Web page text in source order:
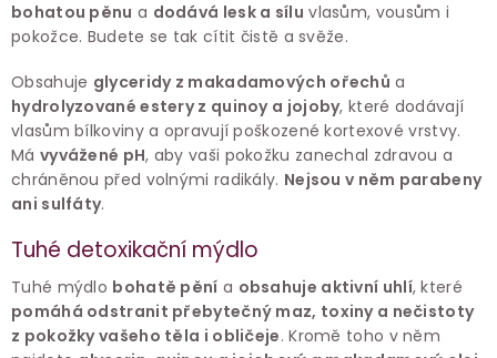
bohatou pěnu a dodává lesk a sílu vlasům, vousům i
pokožce. Budete se tak cítit čistě a svěže.
Obsahuje glyceridy z makadamových ořechů a
hydrolyzované estery z quinoy a jojoby, které dodávají
vlasům bílkoviny a opravují poškozené kortexové vrstvy.
Má vyvážené pH, aby vaši pokožku zanechal zdravou a
chráněnou před volnými radikály. Nejsou v něm parabeny
ani sulfáty.
Tuhé detoxikační mýdlo
Tuhé mýdlo bohatě pění a obsahuje aktivní uhlí, které
pomáhá odstranit přebytečný maz, toxiny a nečistoty
z pokožky vašeho těla i obličeje. Kromě toho v něm